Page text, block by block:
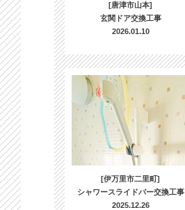
[唐津市山本]
玄関ドア交換工事
2026.01.10
[伊万里市二里町]
シャワースライドバー交換工事
2025.12.26